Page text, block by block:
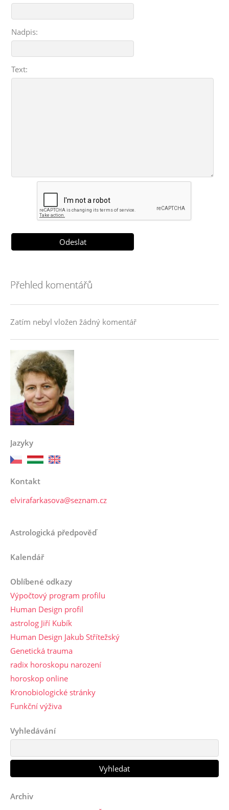
Nadpis:
Text:
Přehled komentářů
Zatím nebyl vložen žádný komentář
Jazyky
Kontakt
elvirafarkasova@seznam.cz
Astrologická předpověď
Kalendář
Oblíbené odkazy
Výpočtový program profilu
Human Design profil
astrolog Jiří Kubík
Human Design Jakub Střítežský
Genetická trauma
radix horoskopu narození
horoskop online
Kronobiologické stránky
Funkční výživa
Vyhledávání
Archiv